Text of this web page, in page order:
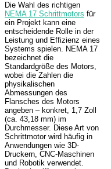
Die Wahl des richtigen
NEMA 17 Schrittmotors für
ein Projekt kann eine
entscheidende Rolle in der
Leistung und Effizienz eines
Systems spielen. NEMA 17
bezeichnet die
Standardgröße des Motors,
wobei die Zahlen die
physikalischen
Abmessungen des
Flansches des Motors
angeben – konkret, 1,7 Zoll
(ca. 43,18 mm) im
Durchmesser. Diese Art von
Schrittmotor wird häufig in
Anwendungen wie 3D-
Druckern, CNC-Maschinen
und Robotik verwendet.